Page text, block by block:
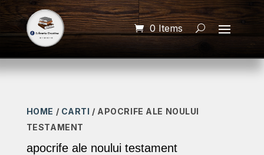
0 Items
HOME / CARTI / APOCRIFE ALE NOULUI
TESTAMENT
apocrife ale noului testament